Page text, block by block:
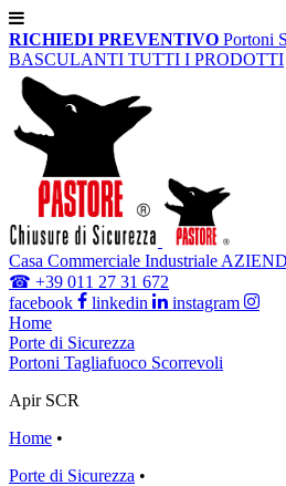
RICHIEDI PREVENTIVO Portoni
BASCULANTI TUTTI I PRODOTTI
Casa Commerciale Industriale
☎ +39 011 27 31 672
facebook
linkedin
instagram
Home
Porte di Sicurezza
Portoni Tagliafuoco Scorrevoli
Apir SCR
Home •
Porte di Sicurezza •